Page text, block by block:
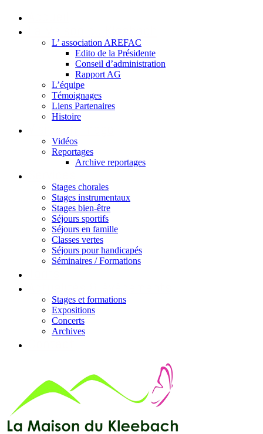
L’ association AREFAC
Edito de la Présidente
Conseil d’administration
Rapport AG
L’équipe
Témoignages
Liens Partenaires
Histoire
Vidéos
Reportages
Archive reportages
Stages chorales
Stages instrumentaux
Stages bien-être
Séjours sportifs
Séjours en famille
Classes vertes
Séjours pour handicapés
Séminaires / Formations
Stages et formations
Expositions
Concerts
Archives